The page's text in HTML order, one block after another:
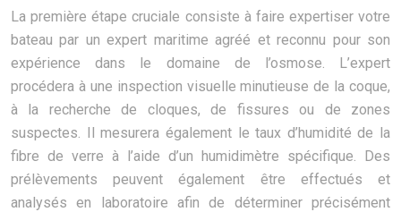
La première étape cruciale consiste à faire expertiser votre
bateau par un expert maritime agréé et reconnu pour son
expérience dans le domaine de l’osmose. L’expert
procédera à une inspection visuelle minutieuse de la coque,
à la recherche de cloques, de fissures ou de zones
suspectes. Il mesurera également le taux d’humidité de la
fibre de verre à l’aide d’un humidimètre spécifique. Des
prélèvements peuvent également être effectués et
analysés en laboratoire afin de déterminer précisément